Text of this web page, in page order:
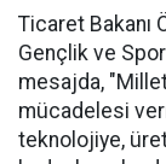
Ticaret Bakanı
Gençlik ve Spor
mesajda,
mücadelesi
teknolojiye,